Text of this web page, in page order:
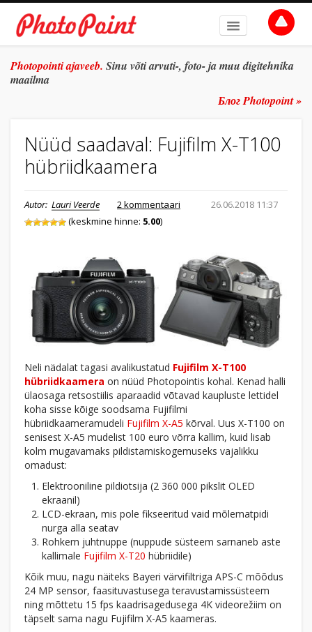
AVALEHT
SÜVITSI
ARHIIV
TULE TÖÖLE
Photopointi ajaveeb. Sinu võti arvuti-, foto- ja muu digitehnika
maailma
Блог Photopoint »
Nüüd saadaval: Fujifilm X-T100
hübriidkaamera
Autor: Lauri Veerde 26.06.2018 11:37
2 kommentaari
(keskmine hinne: 5.00)
Neli nädalat tagasi avalikustatud Fujifilm X-T100
hübriidkaamera on nüüd Photopointis kohal. Kenad halli
ülaosaga retsostiilis aparaadid võtavad kaupluste lettidel
koha sisse kõige soodsama Fujifilmi
hübriidkaameramudeli Fujifilm X-A5 kõrval. Uus X-T100 on
senisest X-A5 mudelist 100 euro võrra kallim, kuid lisab
kolm mugavamaks pildistamiskogemuseks vajalikku
omadust:
Elektrooniline pildiotsija (2 360 000 pikslit OLED
ekraanil)
LCD-ekraan, mis pole fikseeritud vaid mõlematpidi
nurga alla seatav
Rohkem juhtnuppe (nuppude süsteem sarnaneb aste
kallimale Fujifilm X-T20 hübriidile)
Kõik muu, nagu näiteks Bayeri värvifiltriga APS-C mõõdus
24 MP sensor, faasituvastusega teravustamissüsteem
ning mõttetu 15 fps kaadrisagedusega 4K videorežiim on
täpselt sama nagu Fujifilm X-A5 kaameras.